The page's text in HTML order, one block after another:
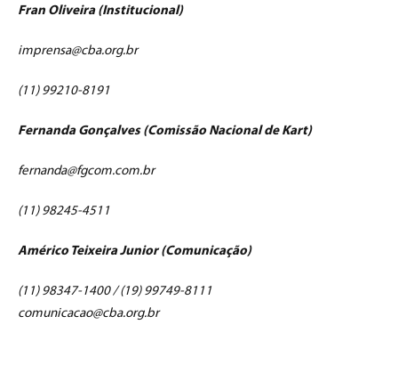
Fran Oliveira (Institucional)
imprensa@cba.org.br
(11) 99210-8191
Fernanda Gonçalves (Comissão Nacional de Kart)
fernanda@fgcom.com.br
(11) 98245-4511
Américo Teixeira Junior (Comunicação)
(11) 98347-1400 / (19) 99749-8111
comunicacao@cba.org.br